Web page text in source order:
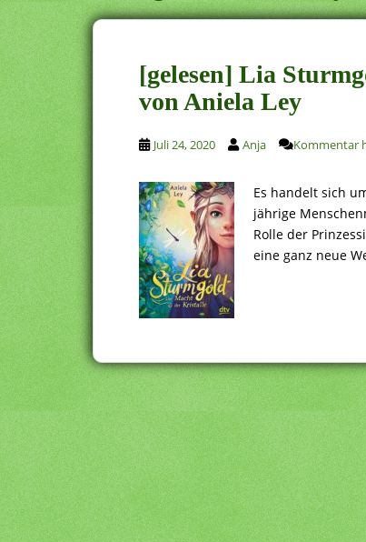
[gelesen] Lia
von Aniela Ley
Juli 24, 2020 Anja Kommentar
Es handelt sich
jährige
Rolle der
eine ganz neue